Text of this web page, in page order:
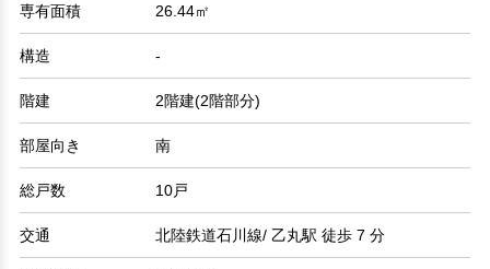
専有面積 26.44㎡
構造 -
階建 2階建(2階部分)
部屋向き 南
総戸数 10戸
交通 北陸鉄道石川線/ 乙丸駅 徒歩 7 分